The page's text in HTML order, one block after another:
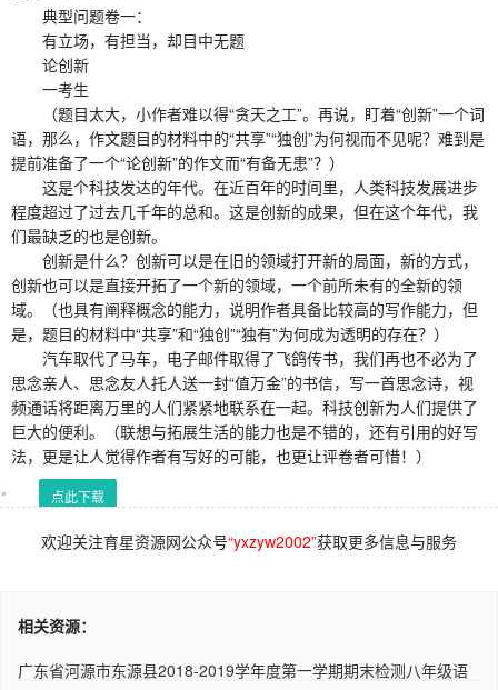
典型问题卷一：
有立场，有担当，却目中无题
论创新
一考生
（题目太大，小作者难以得“贪天之工”。再说，盯着“创新”一个词
语，那么，作文题目的材料中的“共享”“独创”为何视而不见呢？难到是
提前准备了一个“论创新”的作文而“有备无患”？）
这是个科技发达的年代。在近百年的时间里，人类科技发展进步
程度超过了过去几千年的总和。这是创新的成果，但在这个年代，我
们最缺乏的也是创新。
创新是什么？创新可以是在旧的领域打开新的局面，新的方式，
创新也可以是直接开拓了一个新的领域，一个前所未有的全新的领
域。（也具有阐释概念的能力，说明作者具备比较高的写作能力，但
是，题目的材料中“共享”和“独创”“独有”为何成为透明的存在？）
汽车取代了马车，电子邮件取得了飞鸽传书，我们再也不必为了
思念亲人、思念友人托人送一封“值万金”的书信，写一首思念诗，视
频通话将距离万里的人们紧紧地联系在一起。科技创新为人们提供了
巨大的便利。（联想与拓展生活的能力也是不错的，还有引用的好写
法，更是让人觉得作者有写好的可能，也更让评卷者可惜！）
点此下载
欢迎关注育星资源网公众号“yxzyw2002”获取更多信息与服务
相关资源：
广东省河源市东源县2018-2019学年度第一学期期末检测八年级语